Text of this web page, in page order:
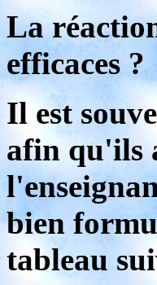
La
efficaces ?
Il est
afin qu'ils
bien
tableau